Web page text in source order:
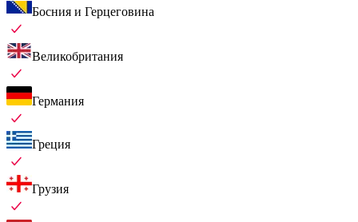
Босния и Герцеговина
Великобритания
Германия
Греция
Грузия